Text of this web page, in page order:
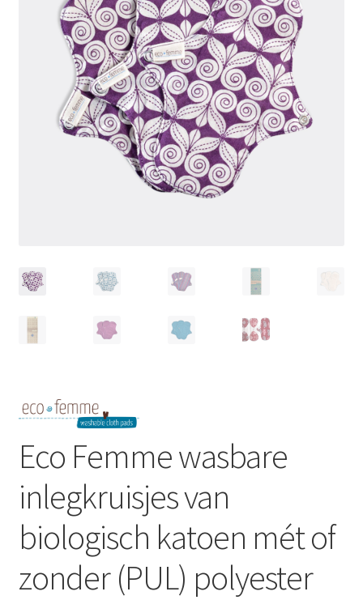
Wasbaar maandverband
Toebehoren
Schoonmaken
Voordeelpakketten
Eco Femme wasbare
inlegkruisjes van
biologisch katoen mét of
zonder (PUL) polyester